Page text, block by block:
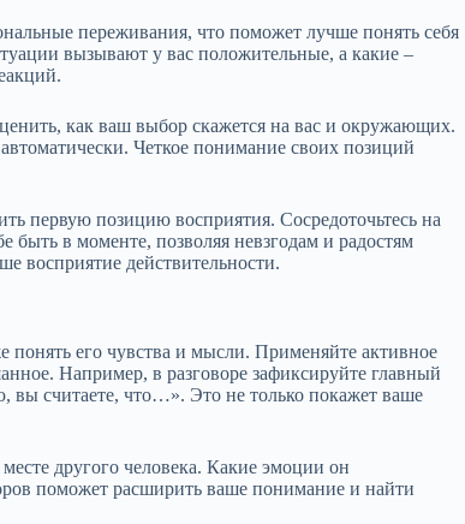
переживания, что поможет лучше понять себя
вызывают у вас положительные, а какие –
как ваш выбор скажется на вас и окружающих.
Четкое понимание своих позиций
первую позицию восприятия. Сосредоточьтесь на
в моменте, позволяя невзгодам и радостям
восприятие действительности.
понять его чувства и мысли. Применяйте активное
Например, в разговоре зафиксируйте главный
вы считаете, что…». Это не только покажет ваше
другого человека. Какие эмоции он
поможет расширить ваше понимание и найти